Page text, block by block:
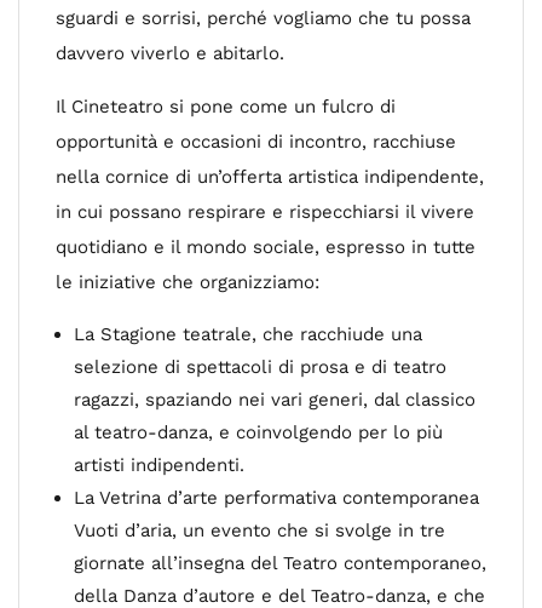
sguardi e sorrisi, perché vogliamo che tu possa
davvero viverlo e abitarlo.
Il Cineteatro si pone come un fulcro di
opportunità e occasioni di incontro, racchiuse
nella cornice di un’offerta artistica indipendente,
in cui possano respirare e rispecchiarsi il vivere
quotidiano e il mondo sociale, espresso in tutte
le iniziative che organizziamo:
La Stagione teatrale, che racchiude una
selezione di spettacoli di prosa e di teatro
ragazzi, spaziando nei vari generi, dal classico
al teatro-danza, e coinvolgendo per lo più
artisti indipendenti.
La Vetrina d’arte performativa contemporanea
Vuoti d’aria, un evento che si svolge in tre
giornate all’insegna del Teatro contemporaneo,
della Danza d’autore e del Teatro-danza, e che